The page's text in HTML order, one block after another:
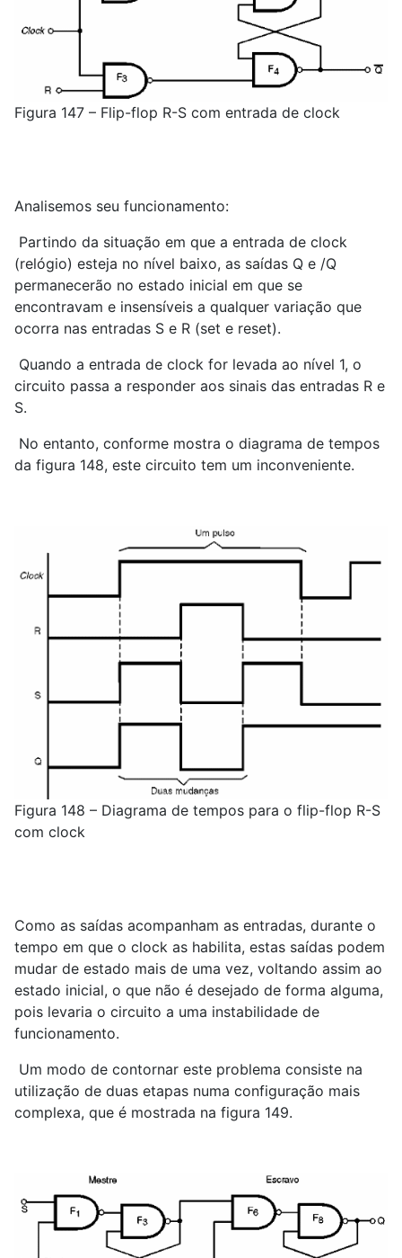
Figura 147 – Flip-flop R-S com entrada de clock
Analisemos seu funcionamento:
Partindo da situação em que a entrada de clock
(relógio) esteja no nível baixo, as saídas Q e /Q
permanecerão no estado inicial em que se
encontravam e insensíveis a qualquer variação que
ocorra nas entradas S e R (set e reset).
Quando a entrada de clock for levada ao nível 1, o
circuito passa a responder aos sinais das entradas R e
S.
No entanto, conforme mostra o diagrama de tempos
da figura 148, este circuito tem um inconveniente.
Figura 148 – Diagrama de tempos para o flip-flop R-S
com clock
Como as saídas acompanham as entradas, durante o
tempo em que o clock as habilita, estas saídas podem
mudar de estado mais de uma vez, voltando assim ao
estado inicial, o que não é desejado de forma alguma,
pois levaria o circuito a uma instabilidade de
funcionamento.
Um modo de contornar este problema consiste na
utilização de duas etapas numa configuração mais
complexa, que é mostrada na figura 149.